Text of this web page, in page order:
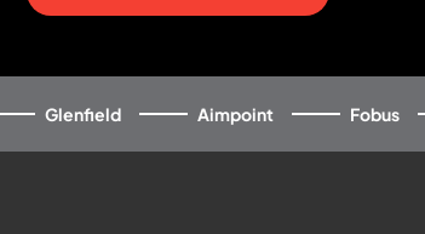
Glenfield Aimpoint Fobus